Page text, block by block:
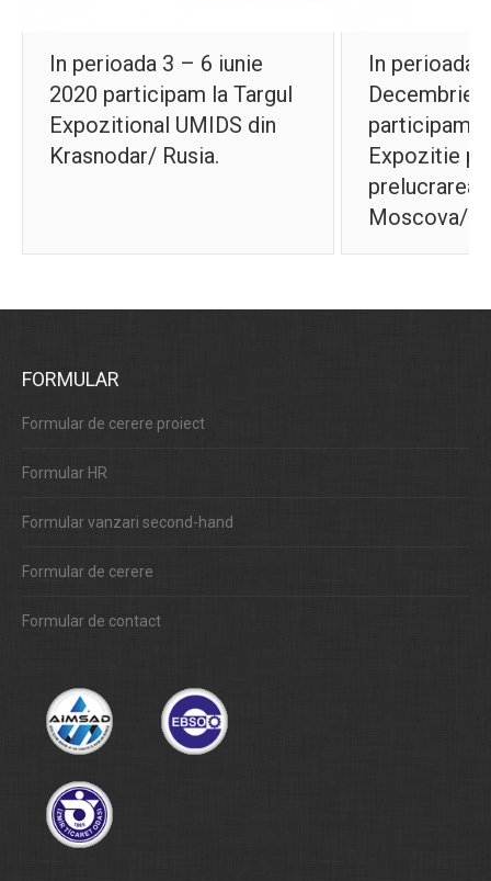
In perioada 3 – 6 iunie
2020 participam la Targul
Expozitional UMIDS din
Krasnodar/ Rusia.
In perioada
Decembrie
participam
Expozitie
prelucrarea
Moscova/
FORMULAR
Formular de cerere proiect
Formular HR
Formular vanzari second-hand
Formular de cerere
Formular de contact